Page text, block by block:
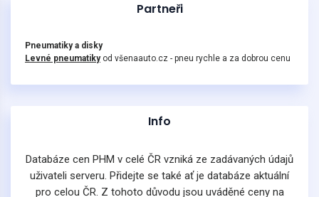
Partneři
Pneumatiky a disky
Levné pneumatikyod všenaauto.cz - pneu rychle a za dobrou cenu
Info
Databáze cen PHM v celé ČR vzniká ze zadávaných údajů
uživateli serveru. Přidejte se také ať je databáze aktuální
pro celou ČR. Z tohoto důvodu jsou uváděné ceny na